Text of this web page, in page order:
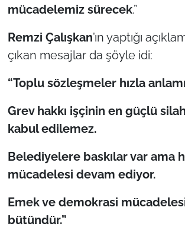
mücadelemiz sürecek.”
Remzi Çalışkan’ın yaptığı
çıkan mesajlar da şöyle idi:
“Toplu sözleşmeler hızla
Grev hakkı işçinin en güçlü
kabul edilemez.
Belediyelere baskılar var ama
mücadelesi devam ediyor.
Emek ve demokrasi
bütündür.”